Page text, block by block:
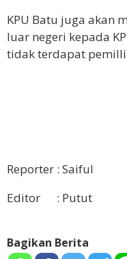
KPU Batu juga akan
luar negeri kepada
tidak terdapat
Reporter : Saiful
Editor : Putut
Bagikan Berita